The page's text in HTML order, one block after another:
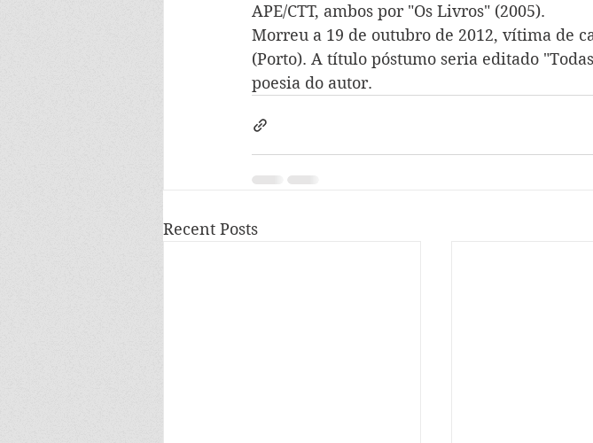
APE/CTT, ambos por "Os Livros" (2005).
Morreu a 19 de outubro de 2012, vítima de
(Porto). A título póstumo seria editado
poesia do autor.
Recent Posts